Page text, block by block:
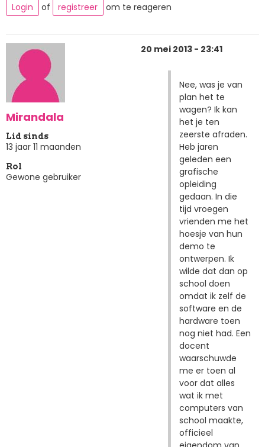
Login
of registreer om te reageren
Mirandala
Lid sinds
13 jaar 11 maanden
Rol
Gewone gebruiker
20 mei 2013 - 23:41
Nee, was je van
plan het te
wagen? Ik kan
het je ten
zeerste afraden.
Heb jaren
geleden een
grafische
opleiding
gedaan. In die
tijd vroegen
vrienden me het
hoesje van hun
demo te
ontwerpen. Ik
wilde dat dan op
school doen
omdat ik zelf de
software en de
hardware toen
nog niet had. Een
docent
waarschuwde
me er toen al
voor dat alles
wat ik met
computers van
school maakte,
officieel